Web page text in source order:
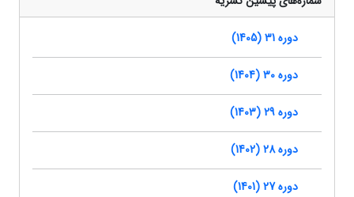
دوره 31 (1405)
دوره 30 (1404)
دوره 29 (1403)
دوره 28 (1402)
دوره 27 (1401)